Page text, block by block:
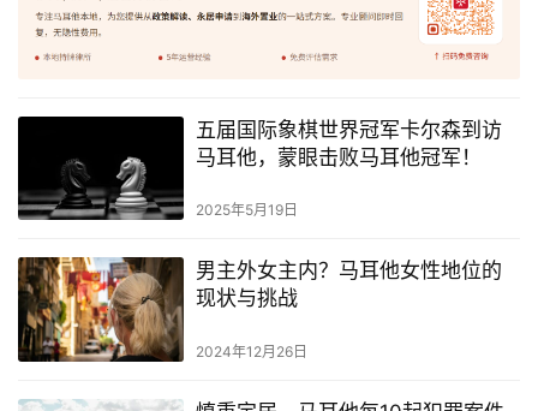
五届国际象棋世界冠军卡尔森到访
马耳他，蒙眼击败马耳他冠军！
2025年5月19日
男主外女主内？马耳他女性地位的
现状与挑战
2024年12月26日